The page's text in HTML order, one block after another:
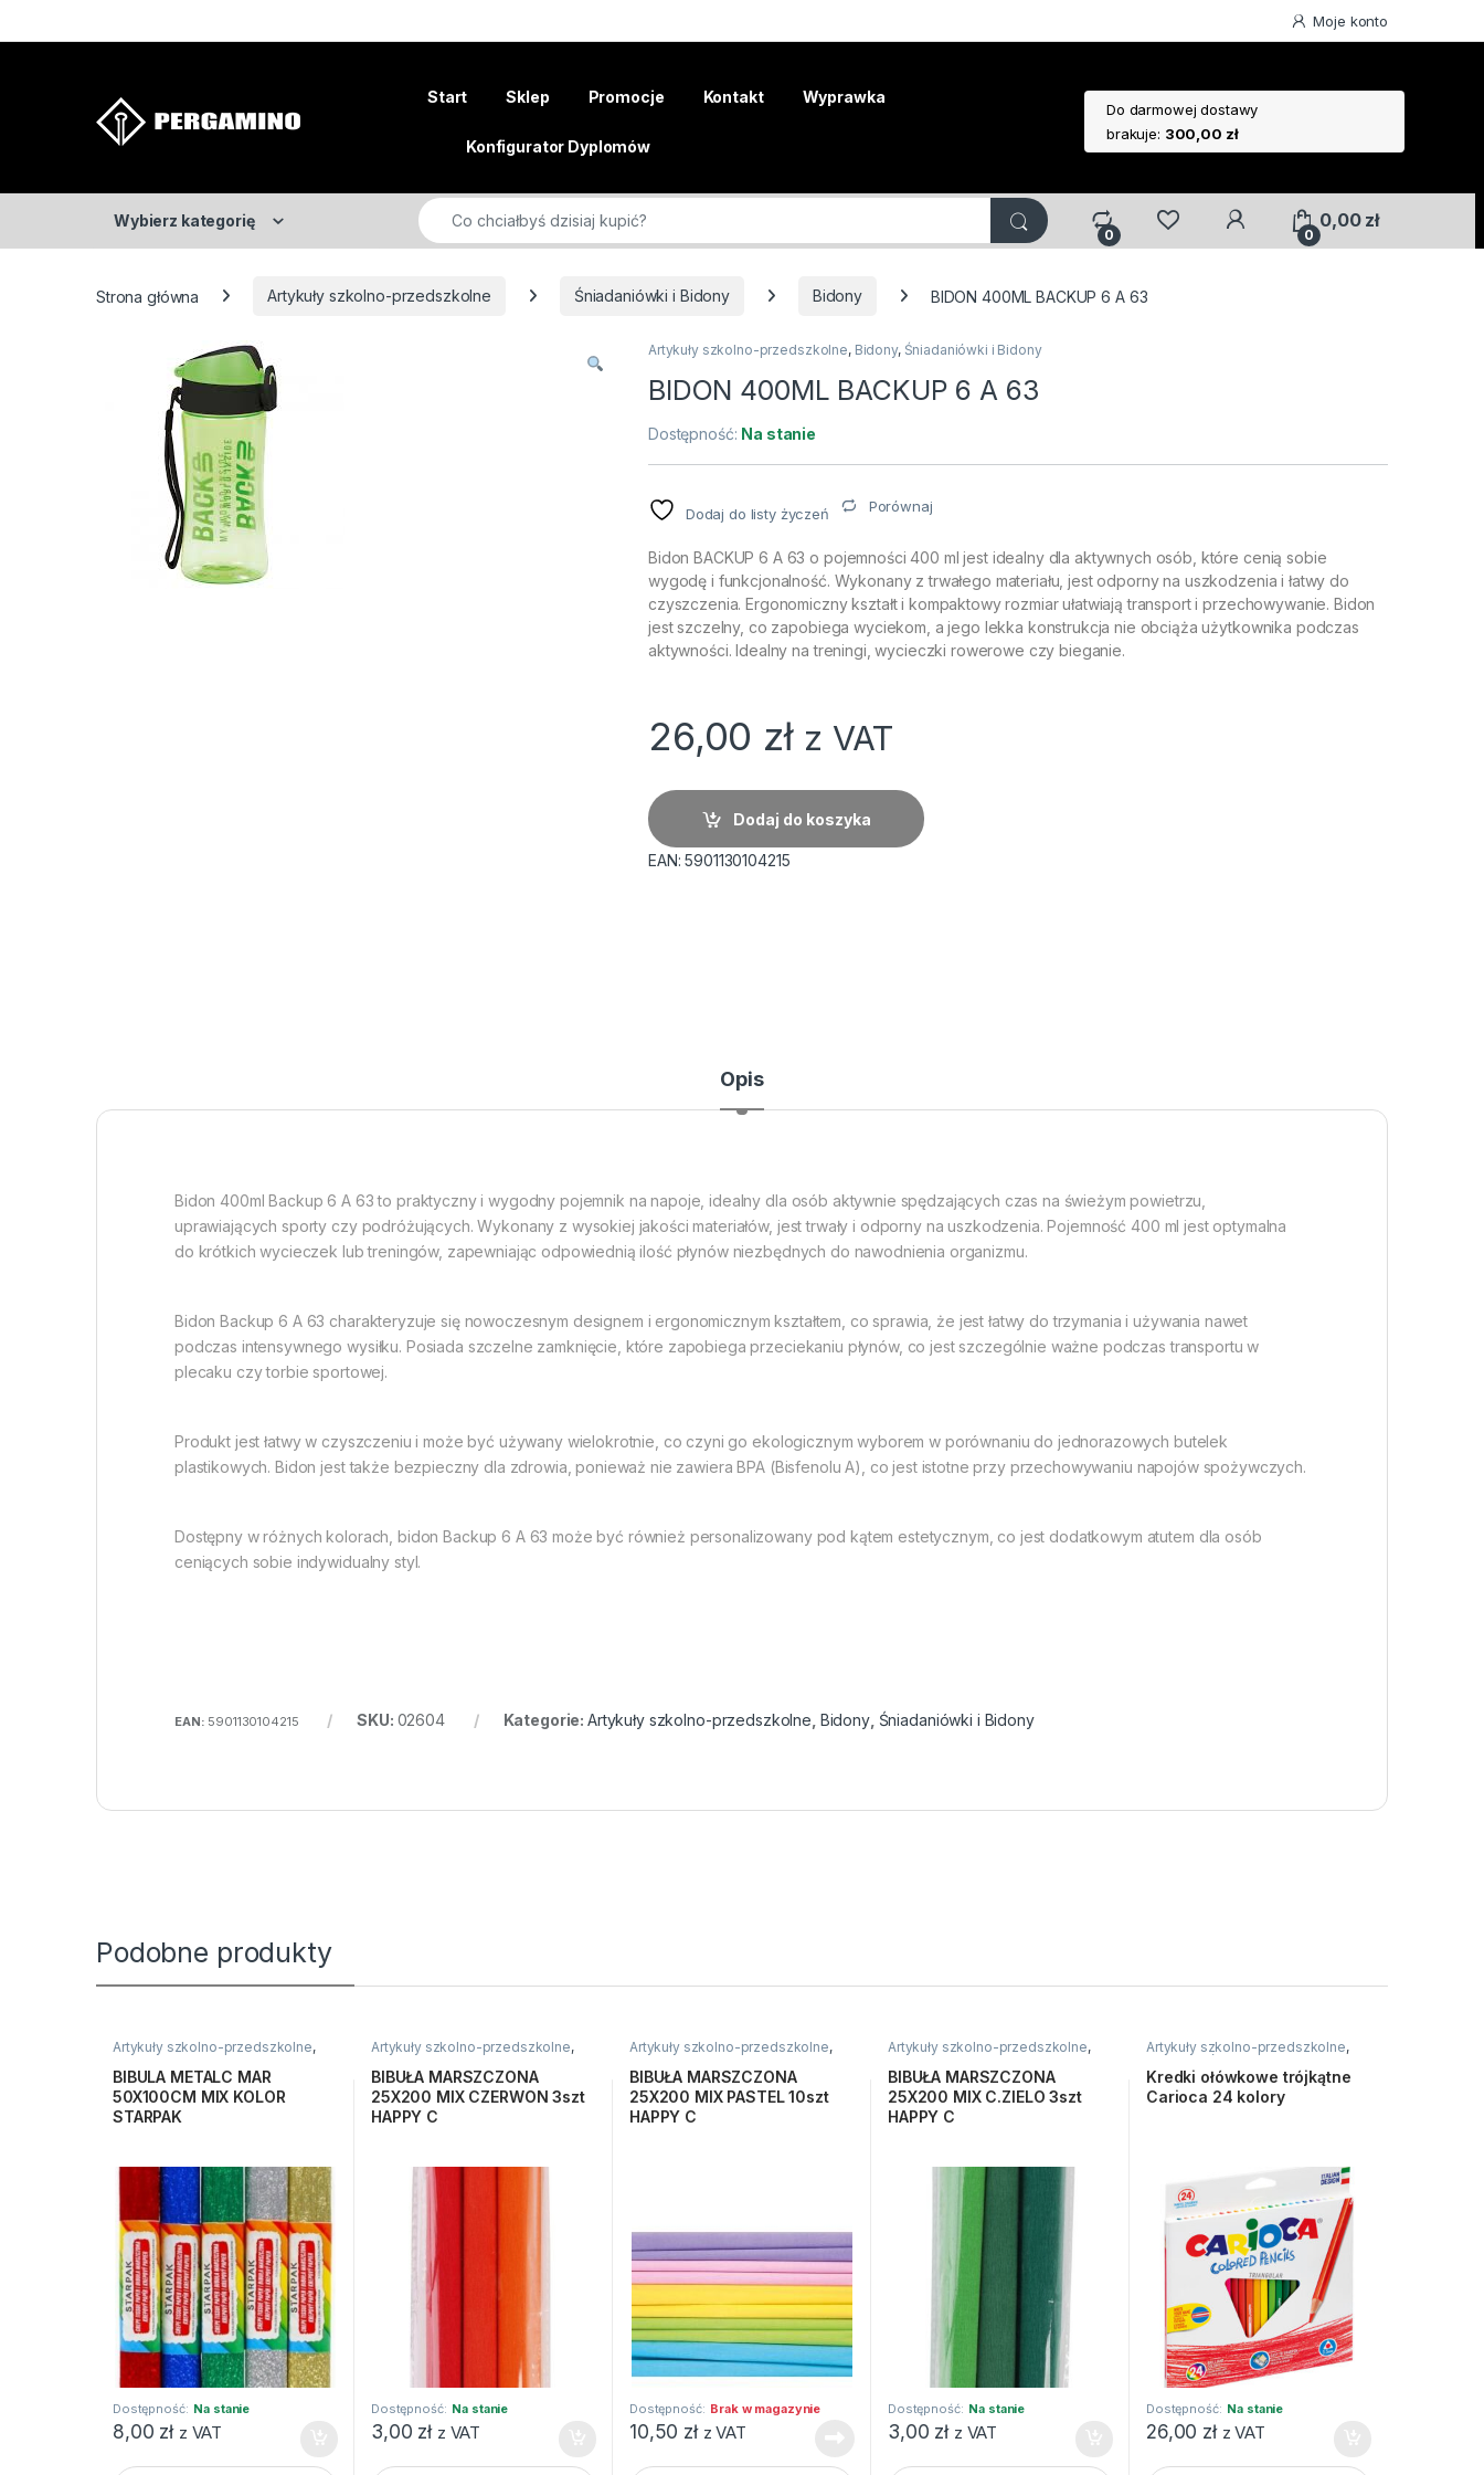
Moje konto
Start Sklep Promocje Kontakt Wyprawka
Konfigurator Dyplomów
Do darmowej dostawy
brakuje: 300,00 zł
Wybierz kategorię
Search for:
0 0
0,00 zł
Strona główna Artykuły szkolno-przedszkolne Śniadaniówki i Bidony Bidony BIDON 400ML BACKUP 6 A 63
Artykuły szkolno-przedszkolne, Bidony, Śniadaniówki i Bidony
BIDON 400ML BACKUP 6 A 63
Dostępność: Na stanie
Dodaj do listy życzeń Porównaj
Bidon BACKUP 6 A 63 o pojemności 400 ml jest idealny dla aktywnych osób, które cenią sobie
wygodę i funkcjonalność. Wykonany z trwałego materiału, jest odporny na uszkodzenia i łatwy do
czyszczenia. Ergonomiczny kształt i kompaktowy rozmiar ułatwiają transport i przechowywanie. Bidon
jest szczelny, co zapobiega wyciekom, a jego lekka konstrukcja nie obciąża użytkownika podczas
aktywności. Idealny na treningi, wycieczki rowerowe czy bieganie.
26,00 zł z VAT
Dodaj do koszyka
EAN:5901130104215
Opis
Bidon 400ml Backup 6 A 63 to praktyczny i wygodny pojemnik na napoje, idealny dla osób aktywnie spędzających czas na świeżym powietrzu,
uprawiających sporty czy podróżujących. Wykonany z wysokiej jakości materiałów, jest trwały i odporny na uszkodzenia. Pojemność 400 ml jest optymalna
do krótkich wycieczek lub treningów, zapewniając odpowiednią ilość płynów niezbędnych do nawodnienia organizmu.
Bidon Backup 6 A 63 charakteryzuje się nowoczesnym designem i ergonomicznym kształtem, co sprawia, że jest łatwy do trzymania i używania nawet
podczas intensywnego wysiłku. Posiada szczelne zamknięcie, które zapobiega przeciekaniu płynów, co jest szczególnie ważne podczas transportu w
plecaku czy torbie sportowej.
Produkt jest łatwy w czyszczeniu i może być używany wielokrotnie, co czyni go ekologicznym wyborem w porównaniu do jednorazowych butelek
plastikowych. Bidon jest także bezpieczny dla zdrowia, ponieważ nie zawiera BPA (Bisfenolu A), co jest istotne przy przechowywaniu napojów spożywczych.
Dostępny w różnych kolorach, bidon Backup 6 A 63 może być również personalizowany pod kątem estetycznym, co jest dodatkowym atutem dla osób
ceniących sobie indywidualny styl.
EAN: 5901130104215 SKU: 02604 Kategorie:Artykuły szkolno-przedszkolne Bidony, Śniadaniówki i Bidony
Podobne produkty
Artykuły szkolno-przedszkolne,
Bibuły i krepiny
Kreatywne i
plastyczne
BIBULA METALC MAR
50X100CM MIX KOLOR
STARPAK
Dostępność: Na stanie
8,00 zł z VAT
Artykuły szkolno-przedszkolne,
Bibuły i krepiny
Kreatywne i
plastyczne
BIBUŁA MARSZCZONA
25X200 MIX CZERWON 3szt
HAPPY C
Dostępność: Na stanie
3,00 zł z VAT
Artykuły szkolno-przedszkolne,
Bibuły i krepiny
Kreatywne i
plastyczne
BIBUŁA MARSZCZONA
25X200 MIX PASTEL 10szt
HAPPY C
Dostępność: Brak w magazynie
10,50 zł z VAT
Artykuły szkolno-przedszkolne,
Bibuły i krepiny
Kreatywne i
plastyczne
BIBUŁA MARSZCZONA
25X200 MIX C.ZIELO 3szt
HAPPY C
Dostępność: Na stanie
3,00 zł z VAT
Artykuły szkolno-przedszkolne,
Kredki
, Ołówkowe
Kredki ołówkowe trójkątne
Carioca 24 kolory
Dostępność: Na stanie
26,00 zł z VAT